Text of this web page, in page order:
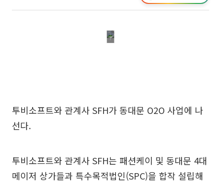
투비소프트와 관계사 SFH가 동대문 O2O 사업에 나
선다.
투비소프트와 관계사 SFH는 패션케이 및 동대문 4대
메이저 상가들과 특수목적법인(SPC)을 합작 설립해